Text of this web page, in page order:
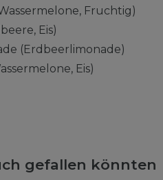
Fruchtig)
Eis)
(Erdbeerlimonade)
Eis)
gefallen könnten